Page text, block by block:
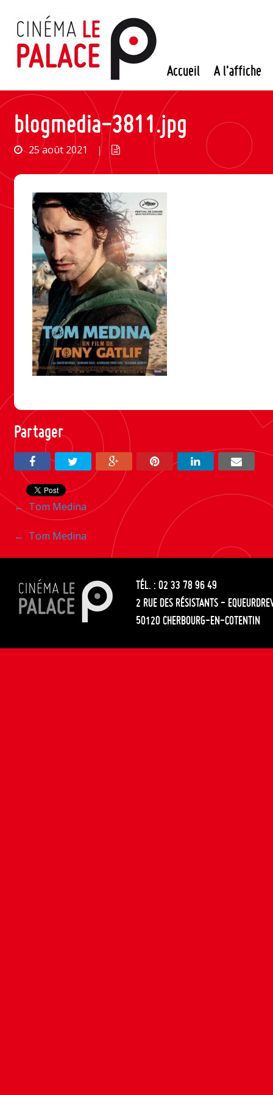
contenu
Accueil A l’affiche
blogmedia-3811.jpg
25 août 2021 |
Partager
Navigation
entre
les
articles
← Tom Medina
Navigation
entre
les
articles
← Tom Medina
TÉL. : 02 33 78 96 49
2 RUE DES RÉSISTANTS -
50120 CHERBOURG-EN-COTENTIN